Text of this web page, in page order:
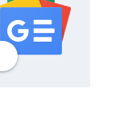
profilgoogle news